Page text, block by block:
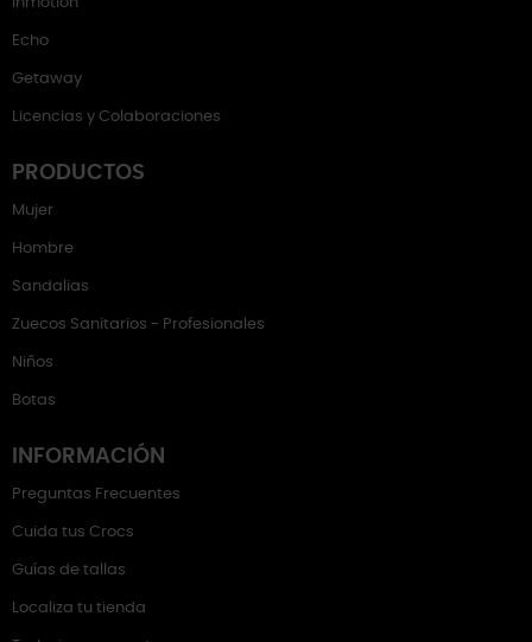
Echo
Getaway
Licencias y Colaboraciones
PRODUCTOS
Mujer
Hombre
Sandalias
Zuecos Sanitarios - Profesionales
Niños
Botas
INFORMACIÓN
Preguntas Frecuentes
Cuida tus Crocs
Guías de tallas
Localiza tu tienda